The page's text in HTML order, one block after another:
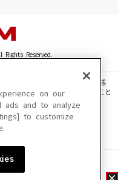
Rights Reserved.
真・動画・音声等を、手段や形態
製、転載、ファイル化などすること
ない場合があります。
る場合があります。
on our
ads and to analyze
to customize